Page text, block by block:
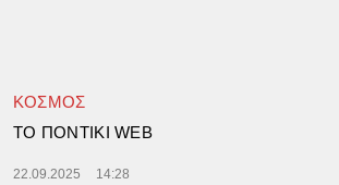
ΚΟΣΜΟΣ
TΟ ΠΟΝΤΙΚΙ WEB
22.09.2025 14:28